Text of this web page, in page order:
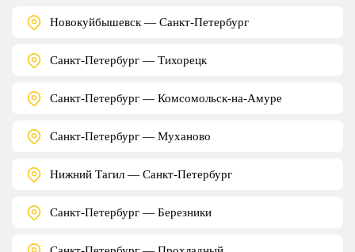
Новокуйбышевск — Санкт-Петербург
Санкт-Петербург — Тихорецк
Санкт-Петербург — Комсомольск-на-Амуре
Санкт-Петербург — Муханово
Нижний Тагил — Санкт-Петербург
Санкт-Петербург — Березники